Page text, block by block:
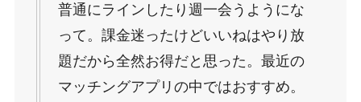
普通にラインしたり週一会うようにな
って。課金迷ったけどいいねはやり放
題だから全然お得だと思った。最近の
マッチングアプリの中ではおすすめ。